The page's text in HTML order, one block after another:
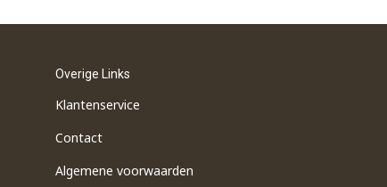
Overige Links
Klantenservice
Contact
Algemene voorwaarden